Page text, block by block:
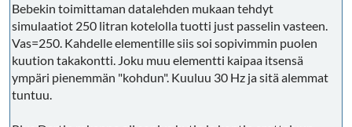
siksi että epäilin että mä heittelisin aina tavaraa sinne
takaluukkuun turhan varomatta, kolhien kajaria. eli pitäisi silti
tehdä joku suojakehikko sille ja sen magneetille. ja sitten sen
kehikon viemään tilaan mahtuisi ainakin 10" subbari
koteloineen silti. hah.
Bebekin toimittaman datalehden mukaan tehdyt
simulaatiot 250 litran kotelolla tuotti just passelin vasteen.
Vas=250. Kahdelle elementille siis soi sopivimmin puolen
kuution takakontti. Joku muu elementti kaipaa itsensä
ympäri pienemmän "kohdun". Kuuluu 30 Hz ja sitä alemmat
tuntuu.